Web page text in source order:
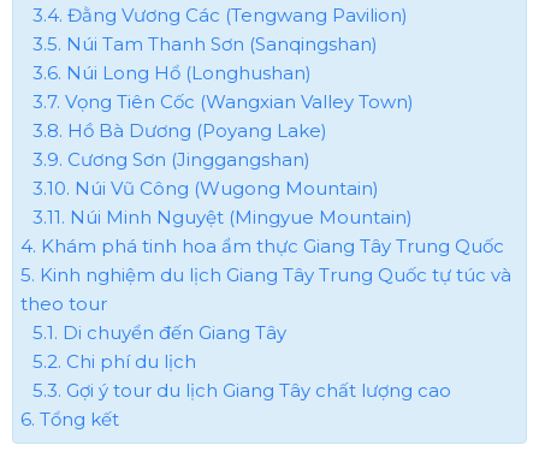
3.4. Đằng Vương Các (Tengwang Pavilion)
3.5. Núi Tam Thanh Sơn (Sanqingshan)
3.6. Núi Long Hổ (Longhushan)
3.7. Vọng Tiên Cốc (Wangxian Valley Town)
3.8. Hồ Bà Dương (Poyang Lake)
3.9. Cương Sơn (Jinggangshan)
3.10. Núi Vũ Công (Wugong Mountain)
3.11. Núi Minh Nguyệt (Mingyue Mountain)
4. Khám phá tinh hoa ẩm thực Giang Tây Trung Quốc
5. Kinh nghiệm du lịch Giang Tây Trung Quốc tự túc và
theo tour
5.1. Di chuyển đến Giang Tây
5.2. Chi phí du lịch
5.3. Gợi ý tour du lịch Giang Tây chất lượng cao
6. Tổng kết